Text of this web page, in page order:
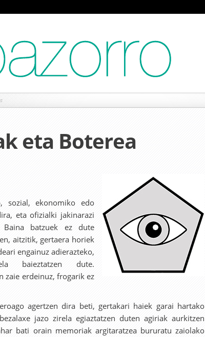
eta Boterea
ekonomiko edo
eta ofizialki jakinarazi
batzuek ez dute
aitzitik, gertaera horiek
engainuz adierazteko,
baieztatzen dute.
zaie erdeinuz, frogarik ez
agertzen dira beti, gertakari haiek garai hartako
jazo zirela egiaztatzen duten agiriak aurkitzen
bati orain memoriak argitaratzea bururatu zaiolako